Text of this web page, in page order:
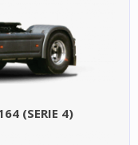
(SERIE 4)